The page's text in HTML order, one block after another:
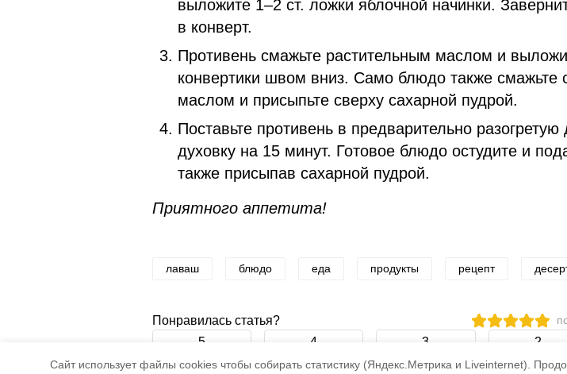
Cайт использует файлы cookies чтобы собирать статистику (Яндекс.Метрика и Liveinternet).
выложите 1–2 ст. ложки яблочной начинки.
в конверт.
Противень смажьте растительным маслом и
конвертики швом вниз. Само блюдо также смажьте
маслом и присыпьте сверху сахарной пудрой.
Поставьте противень в предварительно разогретую
духовку на 15 минут. Готовое блюдо остудите и
также присыпав сахарной пудрой.
Приятного аппетита!
лаваш блюдо еда продукты рецепт
Понравилась статья?
5 4 3 2